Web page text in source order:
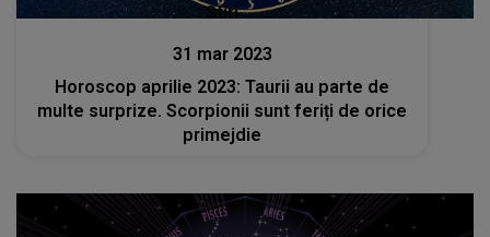
Stiri
31 mar 2023
Horoscop aprilie 2023: Taurii au parte de
multe surprize. Scorpionii sunt feriți de orice
primejdie